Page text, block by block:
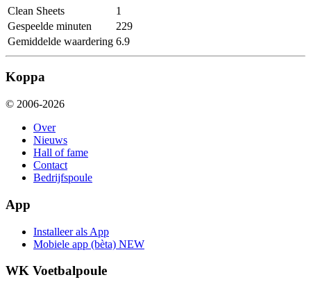
Clean Sheets
1
Gespeelde minuten
229
Gemiddelde waardering 6.9
Koppa
© 2006-2026
Over
Nieuws
Hall of fame
Contact
Bedrijfspoule
App
Installeer als App
Mobiele app (bèta) NEW
WK Voetbalpoule